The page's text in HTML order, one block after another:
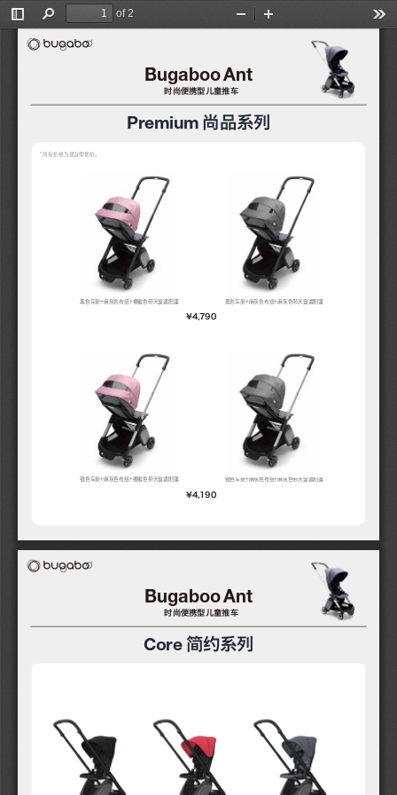
Toggle
Sidebar
Find
of 2
Zoom
Bugaboo Ant
时尚便携型儿童推车
Premium 尚品系列
¥4,790
* 所有价格为建议零售价。
黑色车架+麻灰色布组+裸蜜色带天窗遮阳篷 黑色车架+麻灰色布组+麻灰色带天窗遮阳篷
银色车架+麻灰色布组+裸蜜色带天窗遮阳篷 银色车架+麻灰色布组+麻灰色带天窗遮阳篷
¥4,190
Bugaboo Ant
时尚便携型儿童推车
Core简约系列